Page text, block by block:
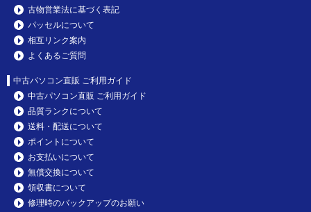
古物営業法に基づく表記
パッセルについて
相互リンク案内
よくあるご質問
中古パソコン直販 ご利用ガイド
中古パソコン直販 ご利用ガイド
品質ランクについて
送料・配送について
ポイントについて
お支払いについて
無償交換について
領収書について
修理時のバックアップのお願い